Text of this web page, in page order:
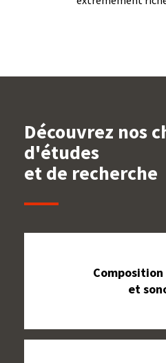
Découvrez nos
d'études
et de recherche
et